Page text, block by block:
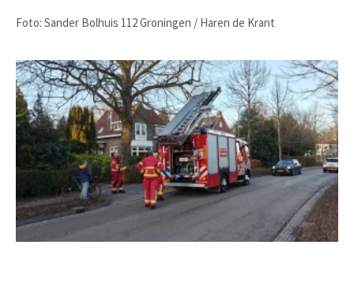
Foto: Sander Bolhuis 112 Groningen / Haren de Krant